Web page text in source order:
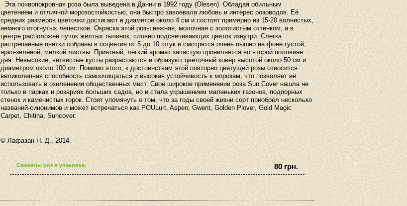
Эта почвопокровная роза была выведена в Дании в 1992 году (Olesen). Обладая обильным
цветением и отличной морозостойкостью, она быстро завоевала любовь и интерес розоводов. Её
средних размеров цветочки достигают в диаметре около 4 см и состоят примерно из 15-20 волнистых,
немного отогнутых лепестков. Окраска этой розы нежная, молочная с золотистым оттенком, а в
центре расположен пучок жёлтых тычинок, словно подсвечивающих цветок изнутри. Слегка
растрёпанные цветки собраны в соцветия от 5 до 10 штук и смотрятся очень пышно на фоне густой,
ярко-зелёной, мелкой листвы. Приятный, лёгкий аромат зачастую проявляется во второй половине
дня. Невысокие, ветвистые кусты разрастаются и образуют цветочный ковёр высотой около 50 см и
диаметром около 100 см. Помимо этого, к достоинствам этой повторно цветущей розы относится
великолепная способность самоочищаться и высокая устойчивость к морозам, что позволяет её
использовать в озеленении общественных мест. Своё широкое применение роза Sun Cover нашла не
только в парках и розариях больших садов, но и стала украшением маленьких газонов, подпорных
стенок и каменистых горок. Стоит упомянуть о том, что за годы своей жизни сорт приобрёл несколько
названий-синонимов и может встречаться как POULurt, Aspen, Gwent, Golden Plover, Gold Magic
Carpet, Chitina, Suncover.
© Лафазан Н. Д., 2014.
Саженцы роз в упаковке. 80 грн.